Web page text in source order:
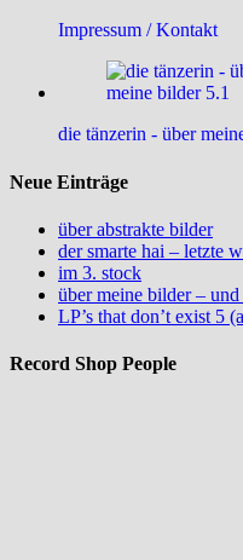
Impressum / Kontakt
die tänzerin - über
Neue Einträge
über abstrakte bilder
der smarte hai – letzte
im 3. stock
über meine bilder –
LP’s that don’t exist 5
Record Shop People